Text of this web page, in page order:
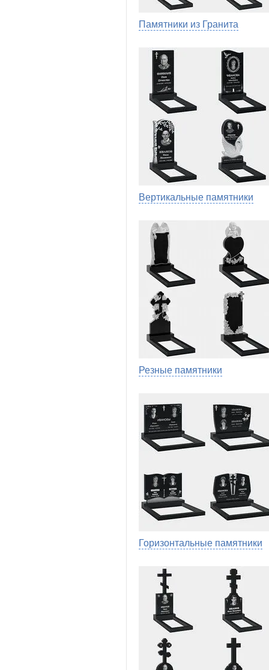
Памятники из Гранита
Вертикальные памятники
Резные памятники
Горизонтальные памятники